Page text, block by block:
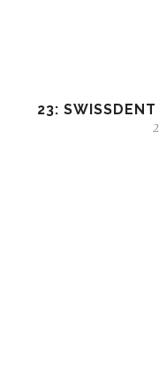
23: